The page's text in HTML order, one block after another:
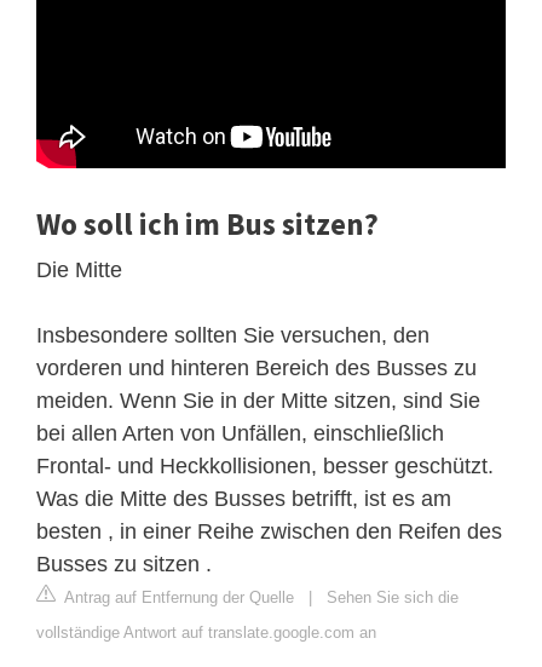
Wo soll ich im Bus sitzen?
Die Mitte
Insbesondere sollten Sie versuchen, den
vorderen und hinteren Bereich des Busses zu
meiden. Wenn Sie in der Mitte sitzen, sind Sie
bei allen Arten von Unfällen, einschließlich
Frontal- und Heckkollisionen, besser geschützt.
Was die Mitte des Busses betrifft, ist es am
besten , in einer Reihe zwischen den Reifen des
Busses zu sitzen .
Antrag auf Entfernung der Quelle | Sehen Sie sich die
vollständige Antwort auf translate.google.com an